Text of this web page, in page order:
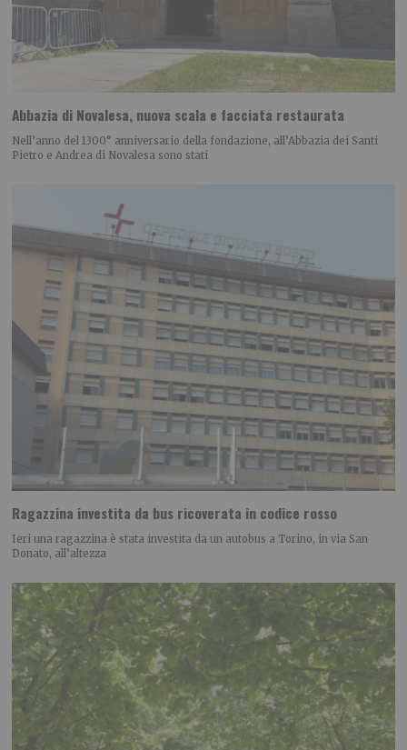
Abbazia di Novalesa, nuova scala e facciata restaurata
Nell’anno del 1300° anniversario della fondazione, all’Abbazia dei Santi
Pietro e Andrea di Novalesa sono stati
Ragazzina investita da bus ricoverata in codice rosso
Ieri una ragazzina è stata investita da un autobus a Torino, in via San
Donato, all’altezza